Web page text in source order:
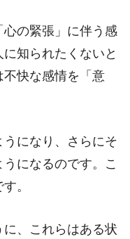
の緊張」に伴う感
知られたくないと
快な感情を「意
になり、さらにそ
になるのです。こ
。
、これらはある状